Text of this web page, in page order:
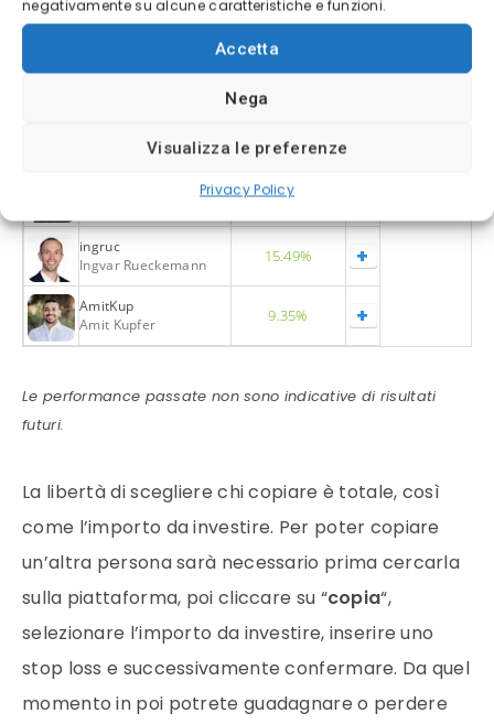
negativamente su alcune caratteristiche e funzioni.
Accetta
Nega
Visualizza le preferenze
Privacy Policy
saifsyn
Saif Alnaqbi
24.44% +
10.11% +
8.88%
6.66%
ingruc
Ingvar Rueckemann
15.49% +
AmitKup
Amit Kupfer
9.35% +
Le performance passate non sono indicative di risultati
futuri.
La libertà di scegliere chi copiare è totale, così
come l’importo da investire. Per poter copiare
un’altra persona sarà necessario prima cercarla
sulla piattaforma, poi cliccare su “copia“,
selezionare l’importo da investire, inserire uno
stop loss e successivamente confermare. Da quel
momento in poi potrete guadagnare o perdere